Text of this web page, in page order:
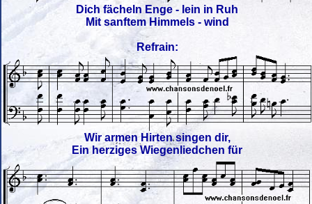
Dich fächeln Enge - lein in Ruh
Mit sanftem Himmels - wind
Refrain:
Wir armen Hirten singen dir,
Ein herziges Wiegenliedchen für